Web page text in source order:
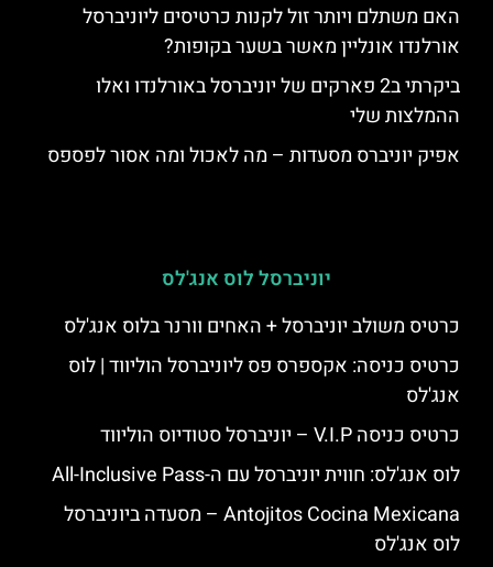
האם משתלם ויותר זול לקנות כרטיסים ליוניברסל
אורלנדו אונליין מאשר בשער בקופות?
ביקרתי ב2 פארקים של יוניברסל באורלנדו ואלו
ההמלצות שלי
אפיק יוניברס מסעדות – מה לאכול ומה אסור לפספס
יוניברסל לוס אנג'לס
כרטיס משולב יוניברסל + האחים וורנר בלוס אנג'לס
כרטיס כניסה: אקספרס פס ליוניברסל הוליווד | לוס
אנג'לס
כרטיס כניסה V.I.P – יוניברסל סטודיוס הוליווד
לוס אנג'לס: חווית יוניברסל עם ה-All-Inclusive Pass
Antojitos Cocina Mexicana – מסעדה ביוניברסל
לוס אנג'לס